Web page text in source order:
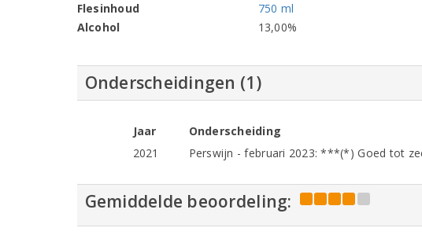
Flesinhoud
750 ml
Alcohol
13,00%
Onderscheidingen (1)
Jaar
Onderscheiding
2021
Perswijn - februari 2023: ***(*) Goed tot
Gemiddelde beoordeling: